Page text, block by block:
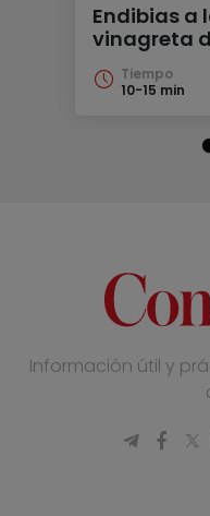
Endibias a
vinagreta
Tiempo
10-15 min
Información útil y